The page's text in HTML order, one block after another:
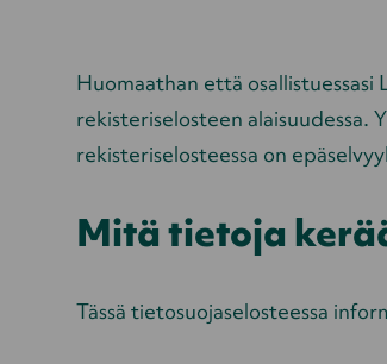
Huomaathan että
rekisteriselosteen alaisuudessa.
rekisteriselosteessa on
Mitä tietoja
Tässä tietosuojaselosteessa